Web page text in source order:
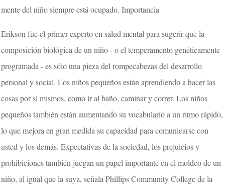
mente del niño siempre está ocupado. Importancia
Erikson fue el primer experto en salud mental para sugerir que la
composición biológica de un niño - o el temperamento genéticamente
programada - es sólo una pieza del rompecabezas del desarrollo
personal y social. Los niños pequeños están aprendiendo a hacer las
cosas por sí mismos, como ir al baño, caminar y correr. Los niños
pequeños también están aumentando su vocabulario a un ritmo rápido,
lo que mejora en gran medida su capacidad para comunicarse con
usted y los demás. Expectativas de la sociedad, los prejuicios y
prohibiciones también juegan un papel importante en el moldeo de un
niño, al igual que la suya, señala Phillips Community College de la